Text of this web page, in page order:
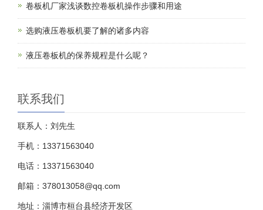
卷板机厂家浅谈数控卷板机操作步骤和用途
选购液压卷板机要了解的诸多内容
液压卷板机的保养规程是什么呢？
联系我们
联系人：刘先生
手机：13371563040
电话：13371563040
邮箱：378013058@qq.com
地址：淄博市桓台县经济开发区